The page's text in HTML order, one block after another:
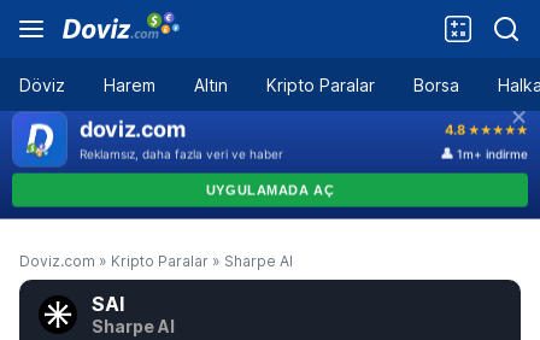
Döviz Harem Altın Kripto Paralar Borsa
Doviz.com » Kripto Paralar » Sharpe AI
SAI
Sharpe AI